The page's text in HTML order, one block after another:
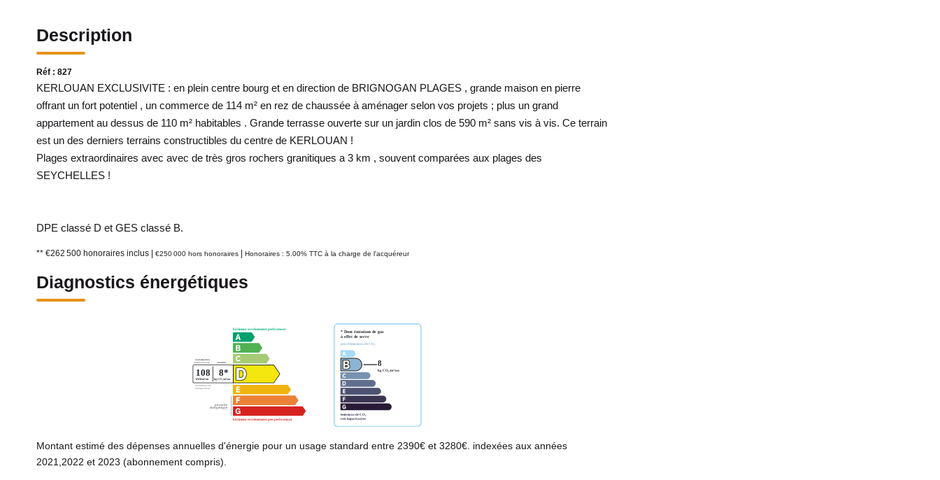
Description
Réf : 827
KERLOUAN EXCLUSIVITE : en plein centre bourg et en direction de BRIGNOGAN PLAGES , grande maison en pierre
offrant un fort potentiel , un commerce de 114 m² en rez de chaussée à aménager selon vos projets ; plus un grand
appartement au dessus de 110 m² habitables . Grande terrasse ouverte sur un jardin clos de 590 m² sans vis à vis. Ce terrain
est un des derniers terrains constructibles du centre de KERLOUAN !
Plages extraordinaires avec avec de très gros rochers granitiques a 3 km , souvent comparées aux plages des
SEYCHELLES !
DPE classé D et GES classé B.
** €262 500 honoraires inclus €250 000 hors honoraires Honoraires : 5.00% TTC à la charge de l'acquéreur
Diagnostics énergétiques
Montant estimé des dépenses annuelles d'énergie pour un usage standard entre 2390€ et 3280€. indexées aux années
2021,2022 et 2023 (abonnement compris).